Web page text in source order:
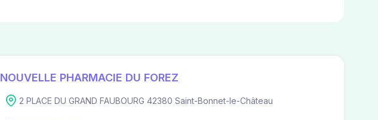
NOUVELLE PHARMACIE DU FOREZ
2 PLACE DU GRAND FAUBOURG 42380 Saint-Bonnet-le-Château